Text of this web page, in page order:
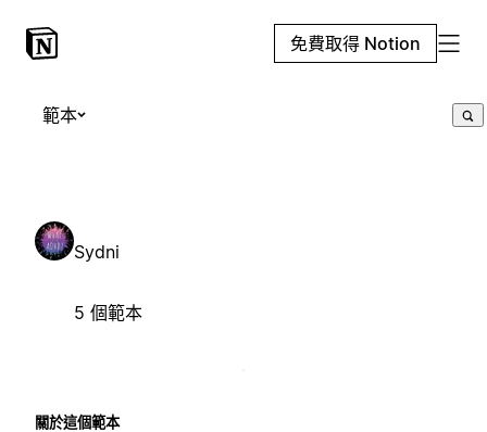
免費取得 Notion
範本
Sydni
5 個範本
關於這個範本